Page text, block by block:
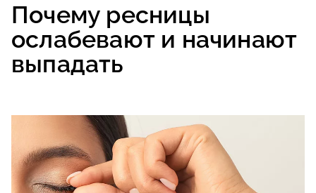
Почему ресницы
ослабевают и начинают
выпадать